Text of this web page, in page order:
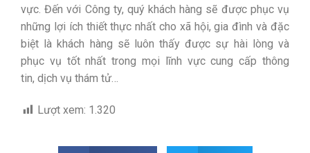
vực. Đến với Công ty, quý khách hàng sẽ được phục vụ
những lợi ích thiết thực nhất cho xã hội, gia đình và đặc
biệt là khách hàng sẽ luôn thấy được sự hài lòng và
phục vụ tốt nhất trong mọi lĩnh vực cung cấp thông
tin, dịch vụ thám tử…
Lượt xem: 1.320